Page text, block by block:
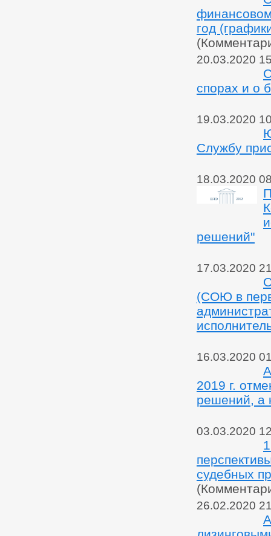
год
20.03.2020
спорах и о
19.03.2020
Службу
18.03.2020
решений"
17.03.2020
(СОЮ в
16.03.2020
2019 г.
решений, а
03.03.2020
судебных
26.02.2020